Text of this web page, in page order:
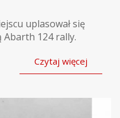
uplasował się
124 rally.
Czytaj więcej